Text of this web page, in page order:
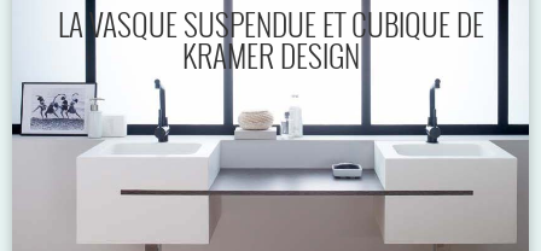
LA VASQUE SUSPENDUE ET CUBIQUE DE
KRAMER DESIGN